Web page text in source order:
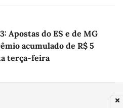
Apostas do ES e de MG
acumulado de R$ 5
terça-feira